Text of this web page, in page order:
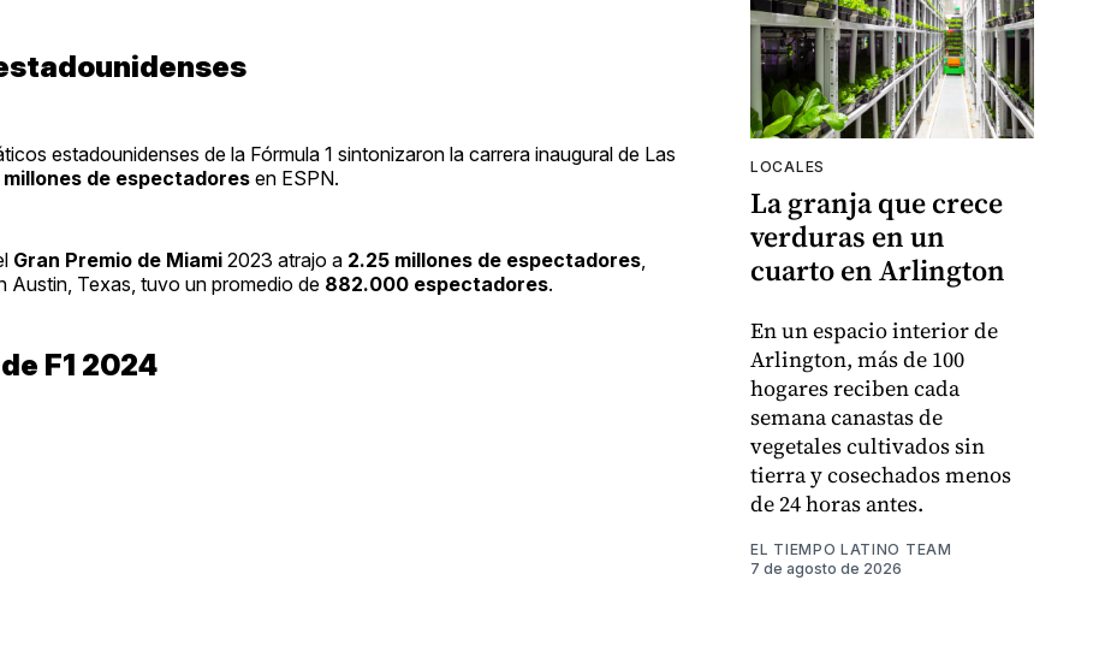
estadounidenses de la Fórmula 1 sintonizaron la carrera inaugural de Las
millones de espectadores en ESPN.
Gran Premio de Miami 2023 atrajo a 2.25 millones de espectadores,
Austin, Texas, tuvo un promedio de 882.000 espectadores.
F1 2024
LOCALES
La granja que crece
verduras en un
cuarto en Arlington
En un espacio interior de
Arlington, más de 100
hogares reciben cada
semana canastas de
vegetales cultivados sin
tierra y cosechados menos
de 24 horas antes.
EL TIEMPO LATINO TEAM
7 de agosto de 2026